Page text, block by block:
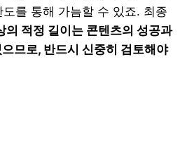
를 통해 가늠할 수 있죠. 최종
의 적정 길이는 콘텐츠의 성공과
므로, 반드시 신중히 검토해야